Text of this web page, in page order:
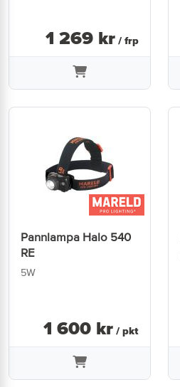
1 269 kr / frp
Pannlampa Halo 540
RE
5W
1 600 kr / pkt